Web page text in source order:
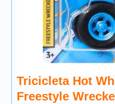
Tricicleta Hot
Freestyle